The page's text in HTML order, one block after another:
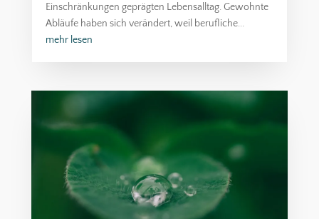
Einschränkungen geprägten Lebensalltag. Gewohnte
Abläufe haben sich verändert, weil berufliche...
mehr lesen